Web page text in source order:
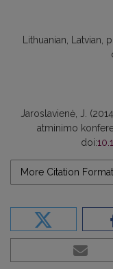
Lithuanian Latvian
Jaroslavienė, J.
atminimo
doi:
More Citation